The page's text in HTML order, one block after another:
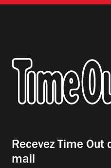
Recevez Time Out
mail